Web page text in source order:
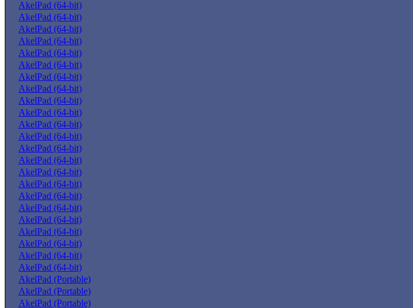
AkelPad (64-bit)
AkelPad (64-bit)
AkelPad (64-bit)
AkelPad (64-bit)
AkelPad (64-bit)
AkelPad (64-bit)
AkelPad (64-bit)
AkelPad (64-bit)
AkelPad (64-bit)
AkelPad (64-bit)
AkelPad (64-bit)
AkelPad (64-bit)
AkelPad (64-bit)
AkelPad (64-bit)
AkelPad (64-bit)
AkelPad (64-bit)
AkelPad (64-bit)
AkelPad (64-bit)
AkelPad (64-bit)
AkelPad (64-bit)
AkelPad (64-bit)
AkelPad (64-bit)
AkelPad (64-bit)
AkelPad (Portable)
AkelPad (Portable)
AkelPad (Portable)